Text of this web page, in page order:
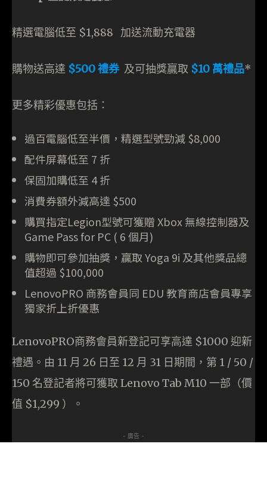
精選電腦低至 $1,888 加送流動充電器
購物送高達 $500 禮券及可抽獎贏取 $10 萬禮品*
更多精彩優惠包括：
過百電腦低至半價，精選型號勁減 $8,000
配件屏幕低至 7 折
保固加購低至 4 折
消費券額外減高達 $500
購買指定Legion型號可獲贈 Xbox 無線控制器及
Game Pass for PC ( 6 個月)
購物即可參加抽獎，贏取 Yoga 9i 及其他獎品總
值超過 $100,000
LenovoPRO 商務會員同 EDU 教育商店會員專享
獨家折上折優惠
LenovoPRO商務會員新登記可享高達 $1000 迎新
禮遇。由 11 月 26 日至 12 月 31 日期間，第 1 / 50 /
150 名登記者將可獲取 Lenovo Tab M10 一部（價
值 $1,299 ）。
- 廣告 -